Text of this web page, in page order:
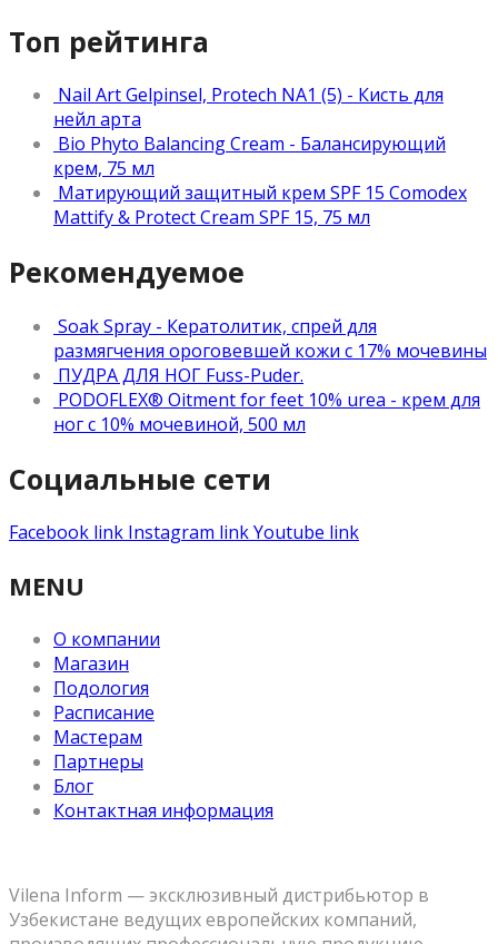
Топ рейтинга
Nail Art Gelpinsel, Protech NA1 (5) - Кисть для
нейл арта
Bio Phyto Balancing Cream - Балансирующий
крем, 75 мл
Матирующий защитный крем SPF 15 Comodex
Mattify & Protect Cream SPF 15, 75 мл
Рекомендуемое
Soak Spray - Кератолитик, спрей для
размягчения ороговевшей кожи с 17% мочевины
ПУДРА ДЛЯ НОГ Fuss-Puder.
PODOFLEX® Oitment for feet 10% urea - крем для
ног с 10% мочевиной, 500 мл
Социальные сети
Facebook link Instagram linkYoutube link
MENU
О компании
Магазин
Подология
Расписание
Мастерам
Партнеры
Блог
Контактная информация
Vilena Inform — эксклюзивный дистрибьютор в
Узбекистане ведущих европейских компаний,